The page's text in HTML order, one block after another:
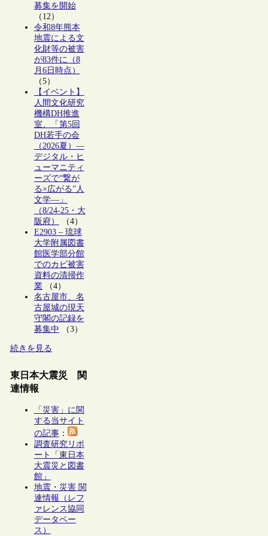
募集を開始
（12）
令和8年熊本
地震による文
化財等の被害
が83件に（8
月6日時点）
（5）
【イベント】
人間文化研究
機構DH推進
室、「第5回
DH若手の会
（2026夏）―
デジタル・ヒ
ューマニティ
ーズで“繋が
る×広がる”人
文学―」
（8/24-25・大
阪府）
（4）
E2903 – 琉球
大学附属図書
館医学部分館
でのカビ被害
資料の清掃作
業（4）
名古屋市、名
古屋城の現天
守閣の記録を
募集中 （3）
続きを見る
東日本大震災 関
連情報
「災害」に関
する当サイト
の記事：
調査研究リポ
ート「東日本
大震災と図書
館」
地震・災害 関
連情報（レフ
ァレンス協同
データベー
ス）